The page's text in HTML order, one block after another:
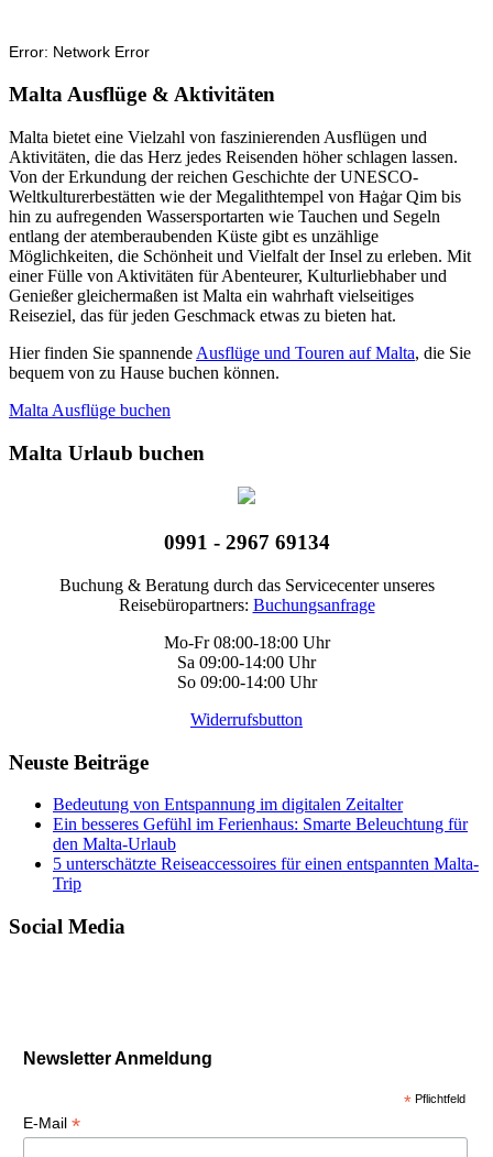
Malta Ausflüge & Aktivitäten
Malta bietet eine Vielzahl von faszinierenden Ausflügen und
Aktivitäten, die das Herz jedes Reisenden höher schlagen lassen.
Von der Erkundung der reichen Geschichte der UNESCO-
Weltkulturerbestätten wie der Megalithtempel von Ħaġar Qim bis
hin zu aufregenden Wassersportarten wie Tauchen und Segeln
entlang der atemberaubenden Küste gibt es unzählige
Möglichkeiten, die Schönheit und Vielfalt der Insel zu erleben. Mit
einer Fülle von Aktivitäten für Abenteurer, Kulturliebhaber und
Genießer gleichermaßen ist Malta ein wahrhaft vielseitiges
Reiseziel, das für jeden Geschmack etwas zu bieten hat.
Hier finden Sie spannende Ausflüge und Touren auf Malta, die Sie
bequem von zu Hause buchen können.
Malta Ausflüge buchen
Malta Urlaub buchen
0991 - 2967 69134
Buchung & Beratung durch das Servicecenter unseres
Reisebüropartners: Buchungsanfrage
Mo-Fr 08:00-18:00 Uhr
Sa 09:00-14:00 Uhr
So 09:00-14:00 Uhr
Widerrufsbutton
Neuste Beiträge
Bedeutung von Entspannung im digitalen Zeitalter
Ein besseres Gefühl im Ferienhaus: Smarte Beleuchtung für
den Malta-Urlaub
5 unterschätzte Reiseaccessoires für einen entspannten Malta-
Trip
Social Media
Newsletter Anmeldung
* Pflichtfeld
E-Mail *